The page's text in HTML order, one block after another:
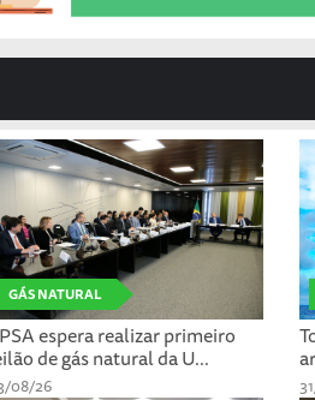
GÁS NATURAL
espera realizar primeiro
de gás natural da U...
08/26